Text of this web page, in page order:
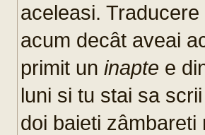
aceleasi.
acum decât aveai
primit un inapte e
luni si tu stai sa
doi baieti